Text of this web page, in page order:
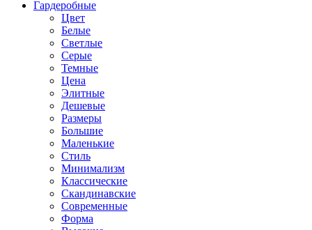
Гардеробные
Цвет
Белые
Светлые
Серые
Темные
Цена
Элитные
Дешевые
Размеры
Большие
Маленькие
Стиль
Минимализм
Классические
Скандинавские
Современные
Форма